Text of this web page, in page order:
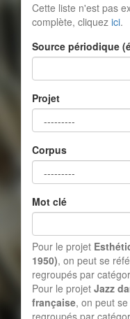
Cette liste n'est pas
complète, cliquez ici.
Source périodique
Projet
Corpus
Mot clé
Pour le projet
1950), on peut se
regroupés par
Pour le projet Jazz
française, on peut
regroupés par